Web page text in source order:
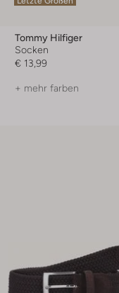
Tommy Hilfiger
Socken
€ 13,99
+ mehr farben